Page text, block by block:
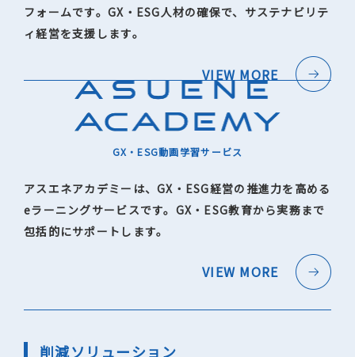
フォームです。GX・ESG人材の確保で、サステナビリテ
ィ経営を支援します。
VIEW MORE
GX・ESG動画学習サービス
アスエネアカデミーは、GX・ESG経営の推進力を高める
eラーニングサービスです。GX・ESG教育から実務まで
包括的にサポートします。
VIEW MORE
削減ソリューション